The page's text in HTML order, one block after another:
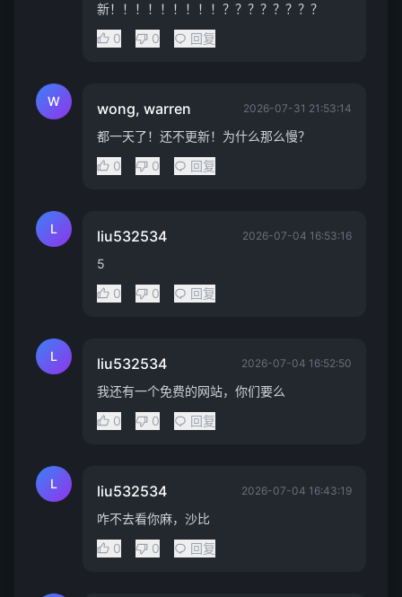
新！！！！！！！！！？？？？？？？？
0
0 回复
W wong, warren 2026-07-31 21:53:14
都一天了！还不更新！为什么那么慢？
0
0 回复
L liu532534 2026-07-04 16:53:16
5
0
0 回复
L liu532534 2026-07-04 16:52:50
我还有一个免费的网站，你们要么
0
0 回复
L liu532534 2026-07-04 16:43:19
咋不去看你麻，沙比
0
0 回复